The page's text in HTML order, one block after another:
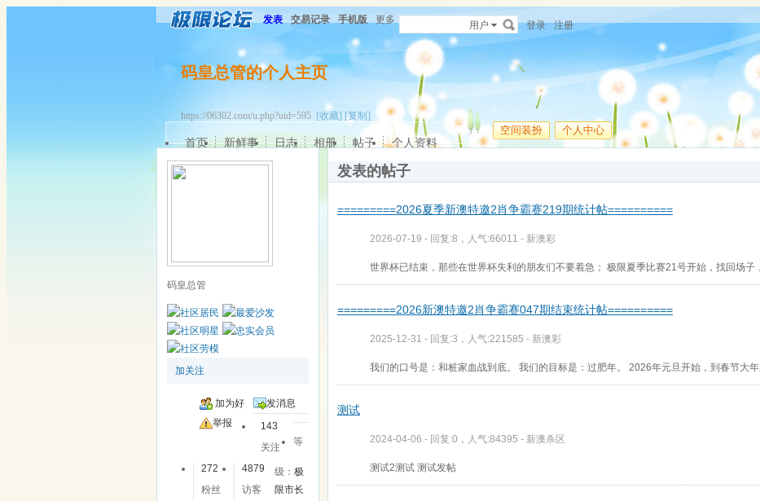
发表 交易记录 手机版 更多 用户 登录 注册
码皇总管的个人主页
https://06302.com/u.php?uid=595 [收藏] [复制]
空间装扮 个人中心
首页 新鲜事 日志 相册 帖子 个人资料
码皇总管
加关注
加为好
友
发消息
举报
143
关注
272
粉丝
4879
访客
等
级：极
限市长
发表的帖子
=========2026夏季新澳特邀2肖争霸赛219期统计帖==========
2026-07-19 - 回复:8，人气:66011 - 新澳彩
世界杯已结束，那些在世界杯失利的朋友们不要着急； 极限夏季比赛21号开始，找回场子
=========2026新澳特邀2肖争霸赛047期结束统计帖==========
2025-12-31 - 回复:3，人气:221585 - 新澳彩
我们的口号是：和桩家血战到底。 我们的目标是：过肥年。 2026年元旦开始，到春节大
测试
2024-04-06 - 回复:0，人气:84395 - 新澳杀区
测试2测试 测试发帖